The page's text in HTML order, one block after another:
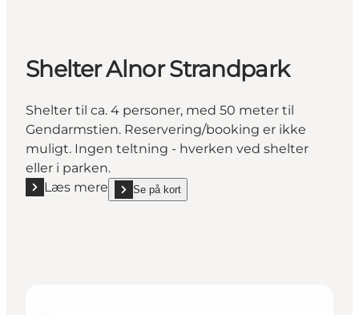
Shelter Alnor Strandpark
Shelter til ca. 4 personer, med 50 meter til
Gendarmstien. Reservering/booking er ikke
muligt. Ingen teltning - hverken ved shelter
eller i parken.
Læs mere
Læs mere "Shelter Alnor Strandpark"
Se på kort
show Shelter Alnor Strandpark on_map